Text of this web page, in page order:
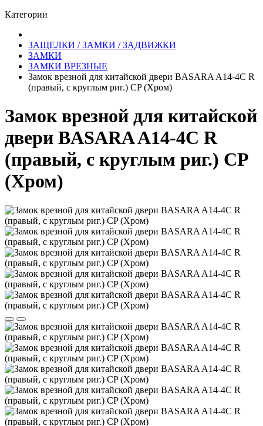
Категории
ЗАЩЕЛКИ / ЗАМКИ / ЗАДВИЖКИ
ЗАМКИ
ЗАМКИ ВРЕЗНЫЕ
Замок врезной для китайской двери BASARA A14-4С R
(правый, c круглым риг.) CP (Хром)
Замок врезной для китайской
двери BASARA A14-4С R
(правый, c круглым риг.) CP
(Хром)